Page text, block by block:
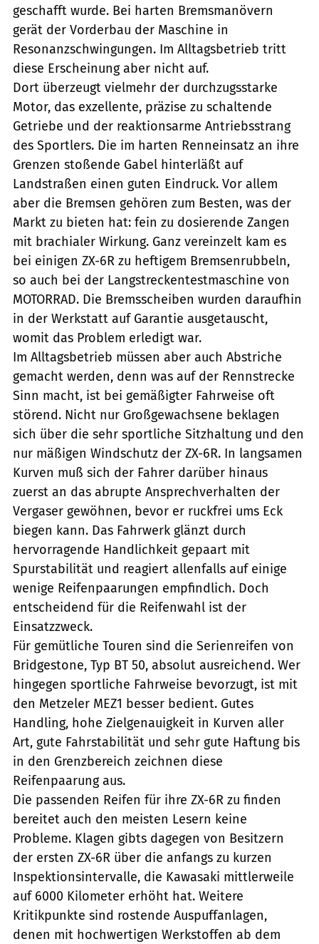
geschafft wurde. Bei harten Bremsmanövern
gerät der Vorderbau der Maschine in
Resonanzschwingungen. Im Alltagsbetrieb tritt
diese Erscheinung aber nicht auf.
Dort überzeugt vielmehr der durchzugsstarke
Motor, das exzellente, präzise zu schaltende
Getriebe und der reaktionsarme Antriebsstrang
des Sportlers. Die im harten Renneinsatz an ihre
Grenzen stoßende Gabel hinterläßt auf
Landstraßen einen guten Eindruck. Vor allem
aber die Bremsen gehören zum Besten, was der
Markt zu bieten hat: fein zu dosierende Zangen
mit brachialer Wirkung. Ganz vereinzelt kam es
bei einigen ZX-6R zu heftigem Bremsenrubbeln,
so auch bei der Langstreckentestmaschine von
MOTORRAD. Die Bremsscheiben wurden daraufhin
in der Werkstatt auf Garantie ausgetauscht,
womit das Problem erledigt war.
Im Alltagsbetrieb müssen aber auch Abstriche
gemacht werden, denn was auf der Rennstrecke
Sinn macht, ist bei gemäßigter Fahrweise oft
störend. Nicht nur Großgewachsene beklagen
sich über die sehr sportliche Sitzhaltung und den
nur mäßigen Windschutz der ZX-6R. In langsamen
Kurven muß sich der Fahrer darüber hinaus
zuerst an das abrupte Ansprechverhalten der
Vergaser gewöhnen, bevor er ruckfrei ums Eck
biegen kann. Das Fahrwerk glänzt durch
hervorragende Handlichkeit gepaart mit
Spurstabilität und reagiert allenfalls auf einige
wenige Reifenpaarungen empfindlich. Doch
entscheidend für die Reifenwahl ist der
Einsatzzweck.
Für gemütliche Touren sind die Serienreifen von
Bridgestone, Typ BT 50, absolut ausreichend. Wer
hingegen sportliche Fahrweise bevorzugt, ist mit
den Metzeler MEZ1 besser bedient. Gutes
Handling, hohe Zielgenauigkeit in Kurven aller
Art, gute Fahrstabilität und sehr gute Haftung bis
in den Grenzbereich zeichnen diese
Reifenpaarung aus.
Die passenden Reifen für ihre ZX-6R zu finden
bereitet auch den meisten Lesern keine
Probleme. Klagen gibts dagegen von Besitzern
der ersten ZX-6R über die anfangs zu kurzen
Inspektionsintervalle, die Kawasaki mittlerweile
auf 6000 Kilometer erhöht hat. Weitere
Kritikpunkte sind rostende Auspuffanlagen,
denen mit hochwertigen Werkstoffen ab dem